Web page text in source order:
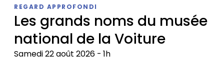
double
de
Prince
et
du
Les grands noms du musée
national de la Voiture
Samedi 22 août 2026 1h
REGARD APPROFONDI